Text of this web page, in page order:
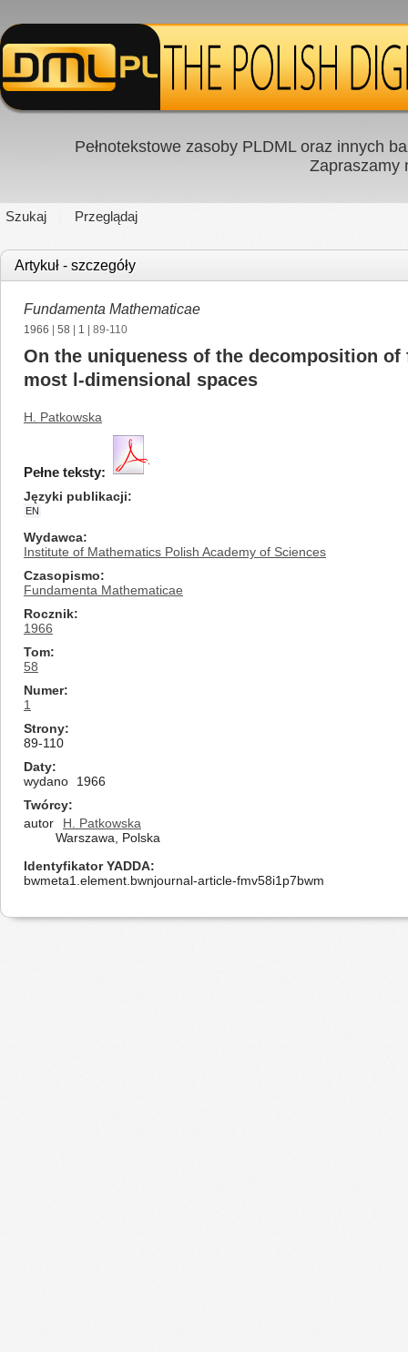
Pełnotekstowe zasoby PLDML oraz innych
Zapraszamy
Szukaj Przeglądaj
Artykuł - szczegóły
Fundamenta Mathematicae
1966 58 1 | 89-110
On the uniqueness of the decomposition
most l-dimensional spaces
H. Patkowska
Pełne teksty:
Języki publikacji
EN
Wydawca
Institute of Mathematics Polish Academy of Sciences
Czasopismo
Fundamenta Mathematicae
Rocznik
1966
Tom
58
Numer
1
Strony
89-110
Daty
wydano
1966
Twórcy
autor
H. Patkowska
Warszawa, Polska
Identyfikator YADDA
bwmeta1.element.bwnjournal-article-fmv58i1p7bwm